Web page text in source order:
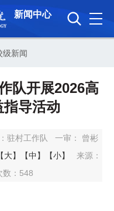
新闻中心
级新闻
队开展2026高
导活动
驻村工作队 一审：
曾彬
【大】 【中】 【小】
来源：
： 548